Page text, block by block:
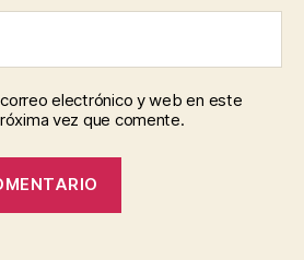
electrónico y web en este
vez que comente.